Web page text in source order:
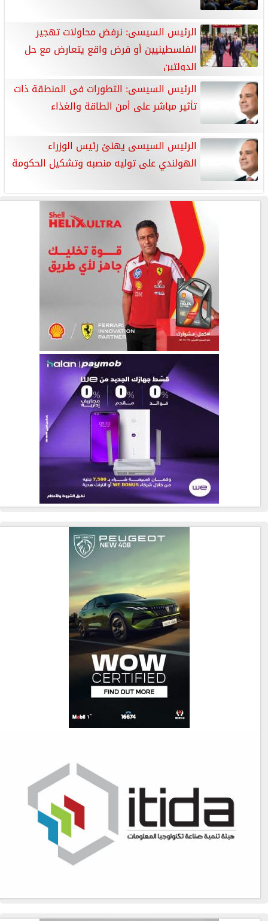
الرئيس السيسى: نرفض محاولات تهجير
الفلسطينيين أو فرض واقع يتعارض مع حل
الدولتين
الرئيس السيسى: التطورات فى المنطقة ذات
تأثير مباشر على أمن الطاقة والغذاء
الرئيس السيسى يهنئ رئيس الوزراء
الهولندي على توليه منصبه وتشكيل الحكومة